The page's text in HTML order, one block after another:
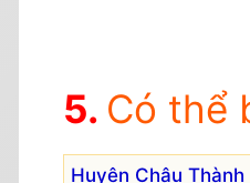
Có thể
Huyện Châu Thành